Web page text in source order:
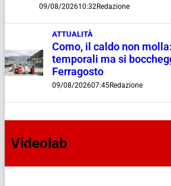
09/08/202610:32Redazione
ATTUALITÀ
Como, il caldo non
temporali ma si
Ferragosto
09/08/202607:45Redazione
Videolab